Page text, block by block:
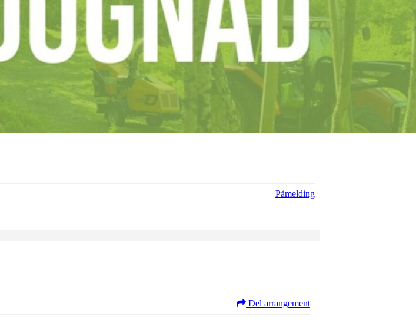
Påmelding
Del arrangement